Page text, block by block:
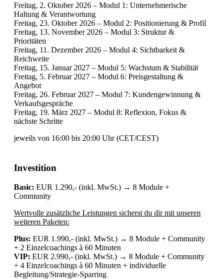
Freitag, 2. Oktober 2026 – Modul 1: Unternehmerische
Haltung & Verantwortung
Freitag, 23. Oktober 2026 – Modul 2: Positionierung & Profil
Freitag, 13. November 2026 – Modul 3: Struktur &
Prioritäten
Freitag, 11. Dezember 2026 – Modul 4: Sichtbarkeit &
Reichweite
Freitag, 15. Januar 2027 – Modul 5: Wachstum & Stabilität
Freitag, 5. Februar 2027 – Modul 6: Preisgestaltung &
Angebot
Freitag, 26. Februar 2027 – Modul 7: Kundengewinnung &
Verkaufsgespräche
Freitag, 19. März 2027 – Modul 8: Reflexion, Fokus &
nächste Schritte
jeweils von 16:00 bis 20:00 Uhr (CET/CEST)
Investition
Basic: EUR 1.290,- (inkl. MwSt.) → 8 Module +
Community
Wertvolle zusätzliche Leistungen sicherst du dir mit unseren
weiteren Paketen:
Plus: EUR 1.990,- (inkl. MwSt.) → 8 Module + Community
+ 2 Einzelcoachings à 60 Minuten
VIP: EUR 2.990,- (inkl. MwSt.) → 8 Module + Community
+ 4 Einzelcoachings à 60 Minuten + individuelle
Begleitung/Strategie-Sparring